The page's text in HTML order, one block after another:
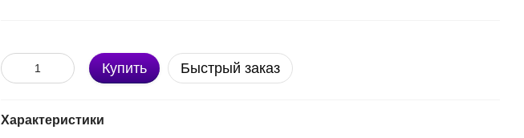
Купить Быстрый заказ
Характеристики